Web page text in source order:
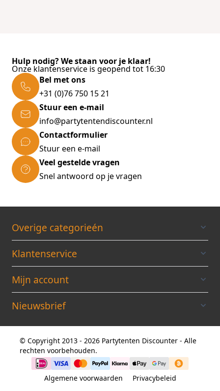
Hulp nodig? We staan voor je klaar!
Onze klantenservice is geopend tot 16:30
Bel met ons
+31 (0)76 750 15 21
Stuur een e-mail
info@partytentendiscounter.nl
Contactformulier
Stuur een e-mail
Veel gestelde vragen
Snel antwoord op je vragen
Overige categorieén
Klantenservice
Mijn account
Nieuwsbrief
© Copyright 2013 - 2026 Partytenten Discounter - Alle
rechten voorbehouden.
Algemene voorwaarden Privacybeleid